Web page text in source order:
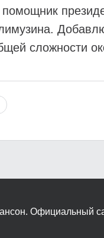
сложности
Официальный